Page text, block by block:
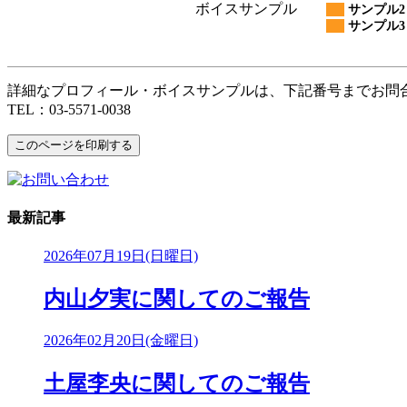
ボイスサンプル
サンプル2
サンプル3
詳細なプロフィール・ボイスサンプルは、下記番号までお問
TEL：03-5571-0038
最新記事
2026年07月19日(日曜日)
内山夕実に関してのご報告
2026年02月20日(金曜日)
土屋李央に関してのご報告